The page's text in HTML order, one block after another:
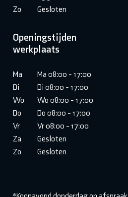
Zo
Gesloten
Openingstijden
werkplaats
Ma
Ma 08:00 - 17:00
Di
Di 08:00 - 17:00
Wo
Wo 08:00 - 17:00
Do
Do 08:00 - 17:00
Vr
Vr 08:00 - 17:00
Za
Gesloten
Zo
Gesloten